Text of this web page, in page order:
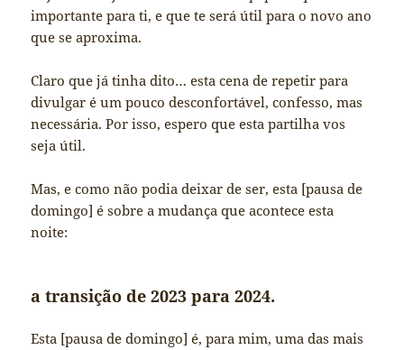
importante para ti, e que te será útil para o novo ano
que se aproxima.
Claro que já tinha dito… esta cena de repetir para
divulgar é um pouco desconfortável, confesso, mas
necessária. Por isso, espero que esta partilha vos
seja útil.
Mas, e como não podia deixar de ser, esta [pausa de
domingo] é sobre a mudança que acontece esta
noite:
a transição de 2023 para 2024.
Esta [pausa de domingo] é, para mim, uma das mais